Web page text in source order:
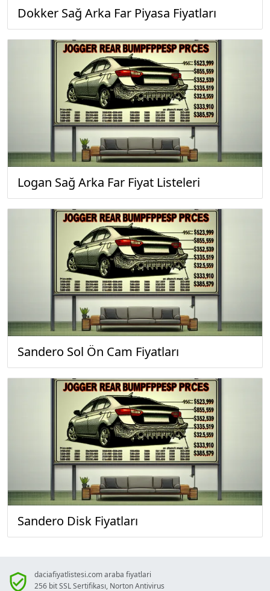
Dokker Sağ Arka Far Piyasa Fiyatları
Logan Sağ Arka Far Fiyat Listeleri
Sandero Sol Ön Cam Fiyatları
Sandero Disk Fiyatları
daciafiyatlistesi.com araba fiyatlari
256 bit SSL Sertifikası, Norton Antivirus